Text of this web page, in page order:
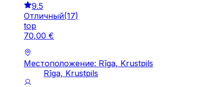
9.5
Отличный(17)
top
70,00 €
Местоположение: Rīga, Krustpils
Rīga, Krustpils